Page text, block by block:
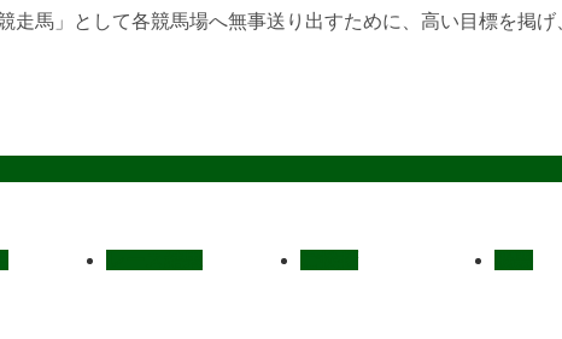
馬」として各競馬場へ無事送り出すために、高い目標を掲